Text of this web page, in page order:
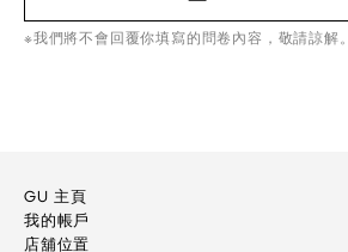
※我們將不會回覆你填寫的問卷內容，敬請諒解。
GU 主頁
我的帳戶
店舖位置